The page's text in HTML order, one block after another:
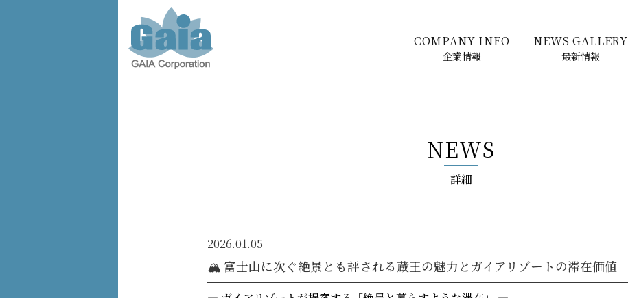
COMPANY INFO
企業情報
NEWS GALLERY
最新情報
NEWS
詳細
2026.01.05
🏔 富士山に次ぐ絶景とも評される蔵王の魅力とガイアリゾートの滞在価値